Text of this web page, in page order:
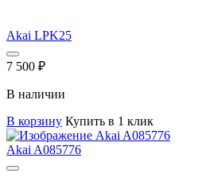
Akai LPK25
7 500 ₽
В наличии
В корзину Купить в 1 клик
Akai A085776